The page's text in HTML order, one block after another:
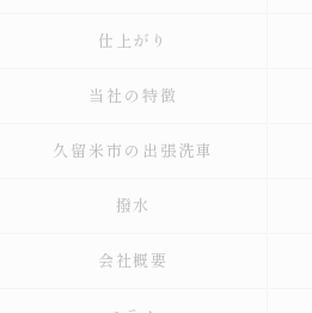
仕上がり
当社の特徴
久留米市の出張洗車
撥水
会社概要